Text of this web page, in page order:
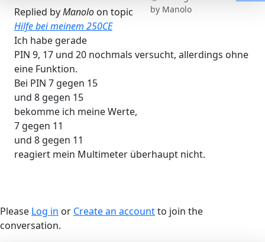
by Manolo
Replied byManoloon topic
Hilfe bei meinem 250CE
Ich habe gerade
PIN 9, 17 und 20 nochmals versucht, allerdings ohne
eine Funktion.
Bei PIN 7 gegen 15
und 8 gegen 15
bekomme ich meine Werte,
7 gegen 11
und 8 gegen 11
reagiert mein Multimeter überhaupt nicht.
Please Log in or Create an accountto join the
conversation.